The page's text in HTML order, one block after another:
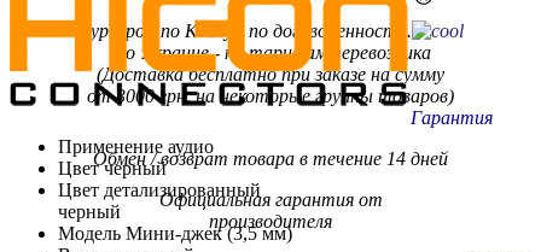
Курьером по Киеву - по договоренности.
По Украине - по тарифам
перевозчика
(Доставка бесплатно при заказе на сумму
от 3000 грн. на некоторые группы товаров)
Гарантия
Обмен / возврат товара в течение 14 дней
Официальная гарантия от
производителя
Применение аудио
Цвет черный
Цвет детализированный
черный
Модель Мини-джек (3,5 мм)